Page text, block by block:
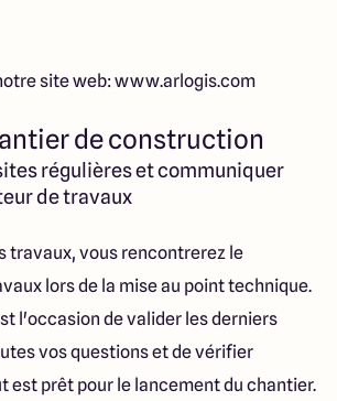
site web: www.arlogis.com
de construction
régulières et communiquer
de travaux
travaux, vous rencontrerez le
lors de la mise au point technique.
l'occasion de valider les derniers
vos questions et de vérifier
est prêt pour le lancement du chantier.